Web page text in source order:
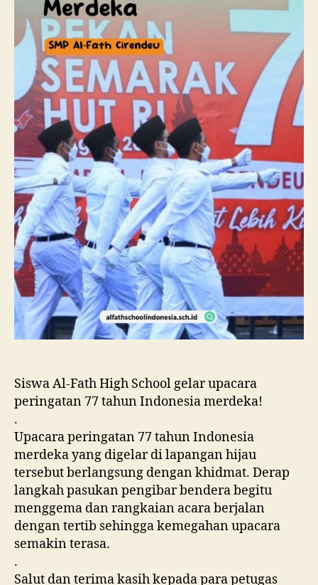
Siswa Al-Fath High School gelar upacara
peringatan 77 tahun Indonesia merdeka!
.
Upacara peringatan 77 tahun Indonesia
merdeka yang digelar di lapangan hijau
tersebut berlangsung dengan khidmat. Derap
langkah pasukan pengibar bendera begitu
menggema dan rangkaian acara berjalan
dengan tertib sehingga kemegahan upacara
semakin terasa.
.
Salut dan terima kasih kepada para petugas